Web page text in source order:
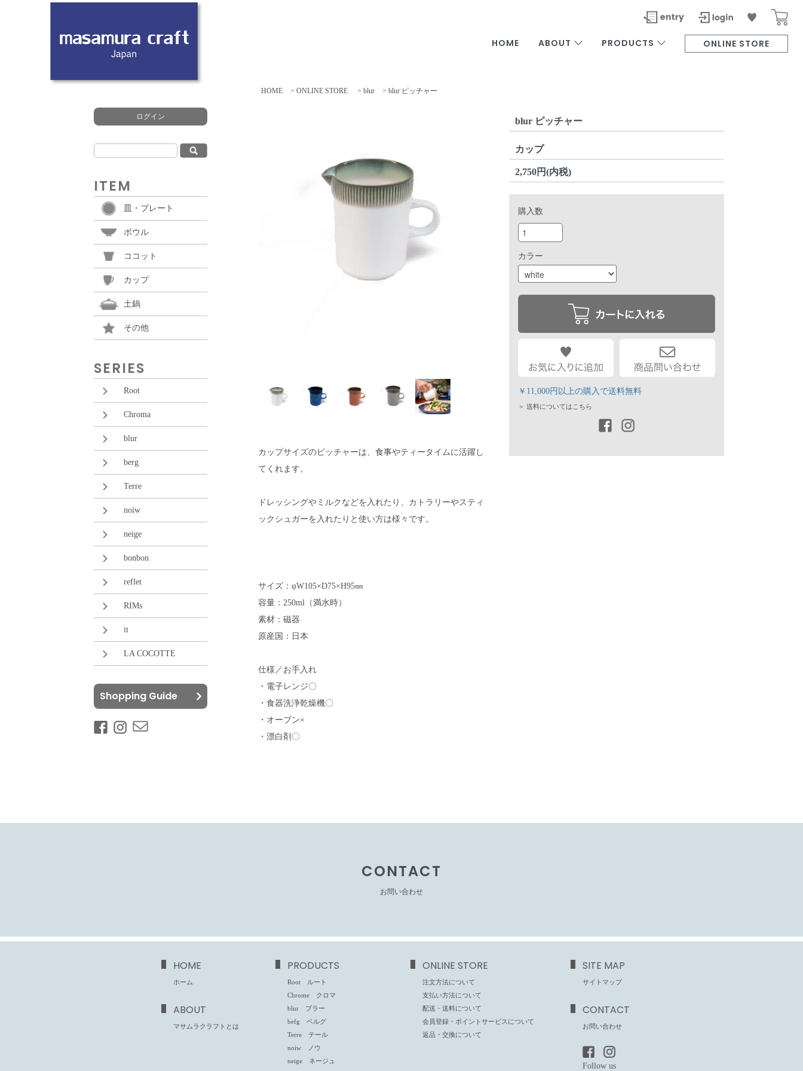
HOME ABOUT PRODUCTS ONLINE STORE
ログイン
ITEM
皿・プレート
ボウル
ココット
カップ
土鍋
その他
SERIES
Root
Chroma
blur
berg
Terre
noiw
neige
bonbon
reflet
RIMs
it
LA COCOTTE
Shopping Guide
HOME > ONLINE STORE > blur > blur ピッチャー
カップサイズのピッチャーは、食事やティータイムに活躍し
てくれます。
ドレッシングやミルクなどを入れたり、カトラリーやスティ
ックシュガーを入れたりと使い方は様々です。
サイズ：φW105×D75×H95㎜
容量：250ml（満水時）
素材：磁器
原産国：日本
仕様／お手入れ
・電子レンジ〇
・食器洗浄乾燥機〇
・オーブン×
・漂白剤〇
blur ピッチャー
カップ
2,750円(内税)
購入数
カラー
￥11,000円以上の購入で送料無料
＞ 送料についてはこちら
CONTACT
お問い合わせ
HOME
ホーム
ABOUT
マサムラクラフトとは
PRODUCTS
Root ルート
Chrome クロマ
blur ブラー
befg ベルグ
Terre テール
noiw ノウ
neige ネージュ
ONLINE STORE
注文方法について
支払い方法について
配送・送料について
会員登録・ポイントサービスについて
返品・交換について
SITE MAP
サイトマップ
CONTACT
お問い合わせ
Follow us